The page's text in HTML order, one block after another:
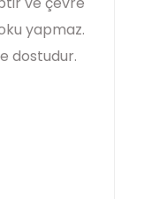
yapmaz.
dostudur.